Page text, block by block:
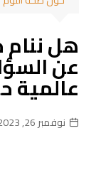
هل
عن
عالمية
نوفمبر 26, 2023